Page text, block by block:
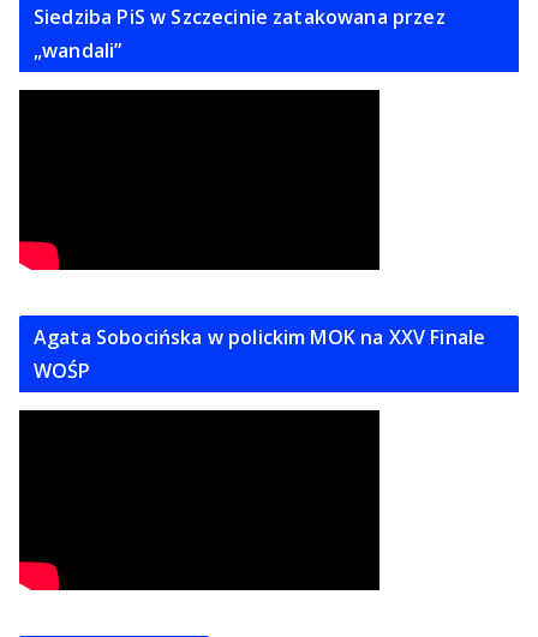
Siedziba PiS w Szczecinie zatakowana przez
„wandali”
Agata Sobocińska w polickim MOK na XXV Finale
WOŚP